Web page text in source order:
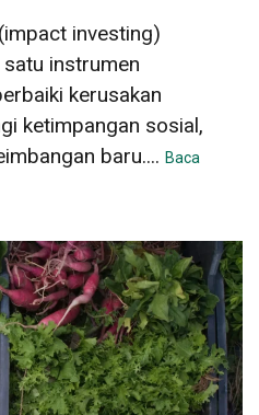
investing)
instrumen
kerusakan
ketimpangan sosial,
baru.... Baca